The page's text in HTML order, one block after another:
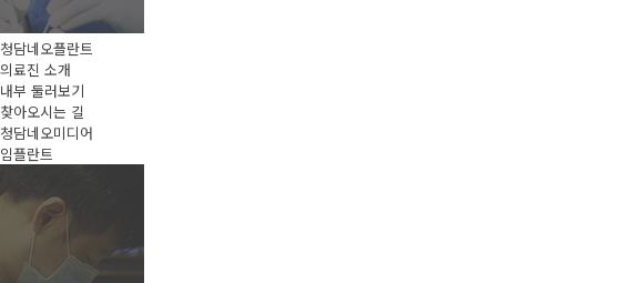
청담네오플란트
의료진 소개
내부 둘러보기
찾아오시는 길
청담네오미디어
임플란트